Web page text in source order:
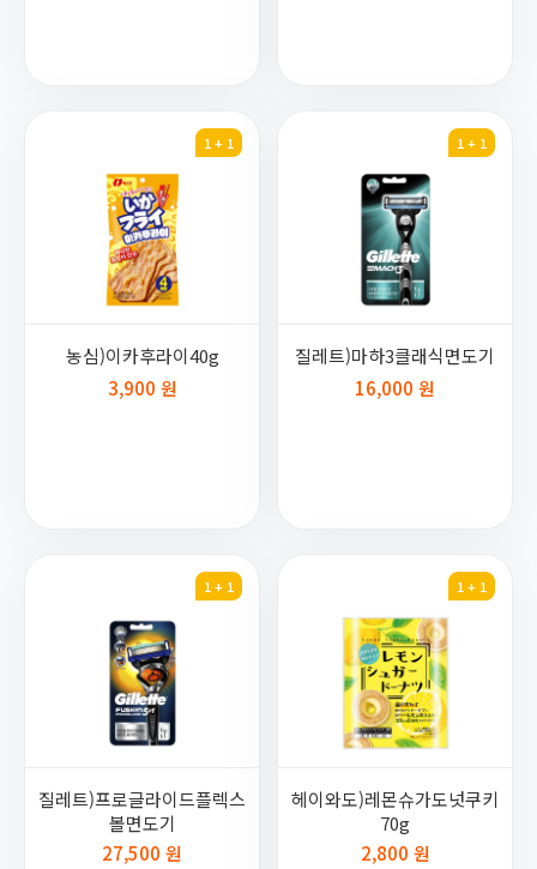
1 + 1
농심)이카후라이40g
3,900 원
1 + 1
질레트)마하3클래식면도기
16,000 원
1 + 1
질레트)프로글라이드플렉스
볼면도기
27,500 원
1 + 1
헤이와도)레몬슈가도넛쿠키
70g
2,800 원